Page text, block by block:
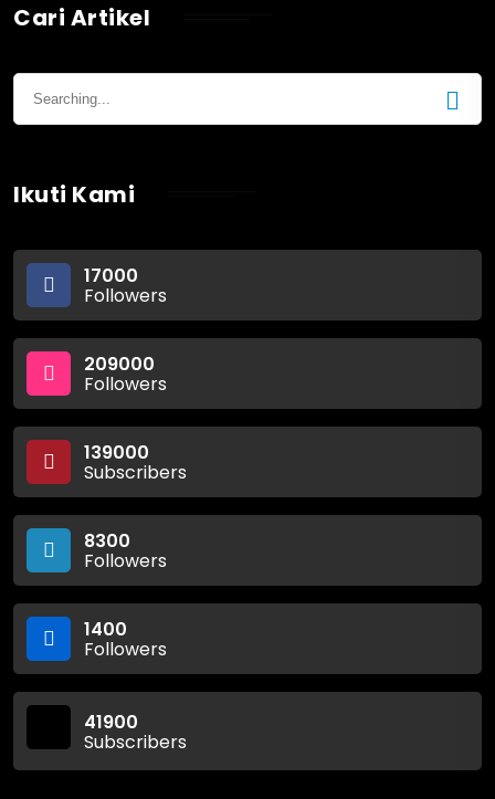
Cari Artikel
Ikuti Kami
17000
Followers
209000
Followers
139000
Subscribers
8300
Followers
1400
Followers
41900
Subscribers